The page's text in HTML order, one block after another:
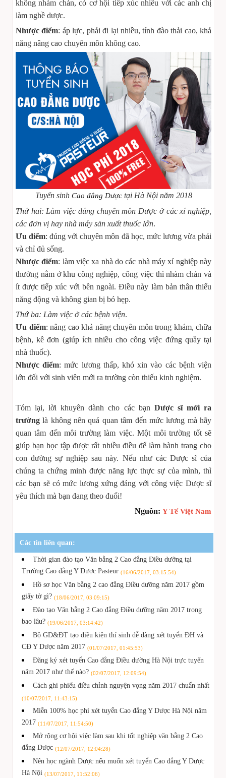
không nhàm chán, có cơ hội tiếp xúc nhiều với các anh chị
làm nghề dược.
Nhược điểm: áp lực, phải đi lại nhiều, tính đào thải cao, khả
năng nâng cao chuyên môn không cao.
Tuyển sinh Cao đẳng Dượctại Hà Nội năm 2018
Thứ hai: Làm việc đúng chuyên môn Dược ở các xí nghiệp,
các đơn vị hay nhà máy sản xuất thuốc lớn.
Ưu điểm: đúng với chuyên môn đã học, mức lương vừa phải
và chỉ đủ sống.
Nhược điểm: làm việc xa nhà do các nhà máy xí nghiệp này
thường nằm ở khu công nghiệp, công việc thì nhàm chán và
ít được tiếp xúc với bên ngoài. Điều này làm bản thân thiếu
năng động và không gian bị bó hẹp.
Thứ ba: Làm việc ở các bệnh viện.
Ưu điểm: nâng cao khả năng chuyên môn trong khám, chữa
bệnh, kê đơn (giúp ích nhiều cho công việc đứng quầy tại
nhà thuốc).
Nhược điểm: mức lương thấp, khó xin vào các bệnh viện
lớn đối với sinh viên mới ra trường còn thiếu kinh nghiệm.
Tóm lại, lời khuyên dành cho các bạn Dược sĩ mới ra
trường là không nên quá quan tâm đến mức lương mà hãy
quan tâm đến môi trường làm việc. Một môi trường tốt sẽ
giúp bạn học tập được rất nhiều điều để làm hành trang cho
con đường sự nghiệp sau này. Nếu như các Dược sĩ của
chúng ta chứng minh được năng lực thực sự của mình, thì
các bạn sẽ có mức lương xứng đáng với công việc Dược sĩ
yêu thích mà bạn đang theo đuổi!
Nguồn: Y Tế Việt Nam
Các tin liên quan:
Thời gian đào tạo Văn bằng 2 Cao đẳng Điều dưỡng tại
Trường Cao đẳng Y Dược Pasteur (16/06/2017, 03:15:54)
Hồ sơ học Văn bằng 2 cao đẳng Điều dưỡng năm 2017 gồm
giấy tờ gì? (18/06/2017, 03:09:15)
Đào tạo Văn bằng 2 Cao đẳng Điều dưỡng năm 2017 trong
bao lâu? (19/06/2017, 03:14:42)
Bộ GD&ĐT tạo điều kiện thí sinh dễ dàng xét tuyển ĐH và
CĐ Y Dược năm 2017 (01/07/2017, 01:45:53)
Đăng ký xét tuyển Cao đẳng Điều dưỡng Hà Nội trực tuyến
năm 2017 như thế nào? (02/07/2017, 12:09:54)
Cách ghi phiếu điều chỉnh nguyện vọng năm 2017 chuẩn nhất
(10/07/2017, 11:43:15)
Miễn 100% học phí xét tuyển Cao đẳng Y Dược Hà Nội năm
2017 (11/07/2017, 11:54:50)
Mở rộng cơ hội việc làm sau khi tốt nghiệp văn bằng 2 Cao
đẳng Dược (12/07/2017, 12:04:28)
Nên học ngành Dược nếu muốn xét tuyển Cao đẳng Y Dược
Hà Nội (13/07/2017, 11:52:06)